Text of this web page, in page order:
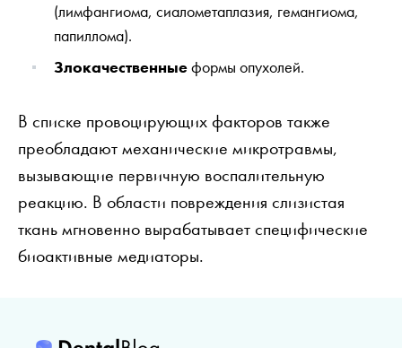
(лимфангиома, сиалометаплазия, гемангиома,
папиллома).
Злокачественныеформы опухолей.
В списке провоцирующих факторов также
преобладают механические микротравмы,
вызывающие первичную воспалительную
реакцию. В области повреждения слизистая
ткань мгновенно вырабатывает специфические
биоактивные медиаторы.